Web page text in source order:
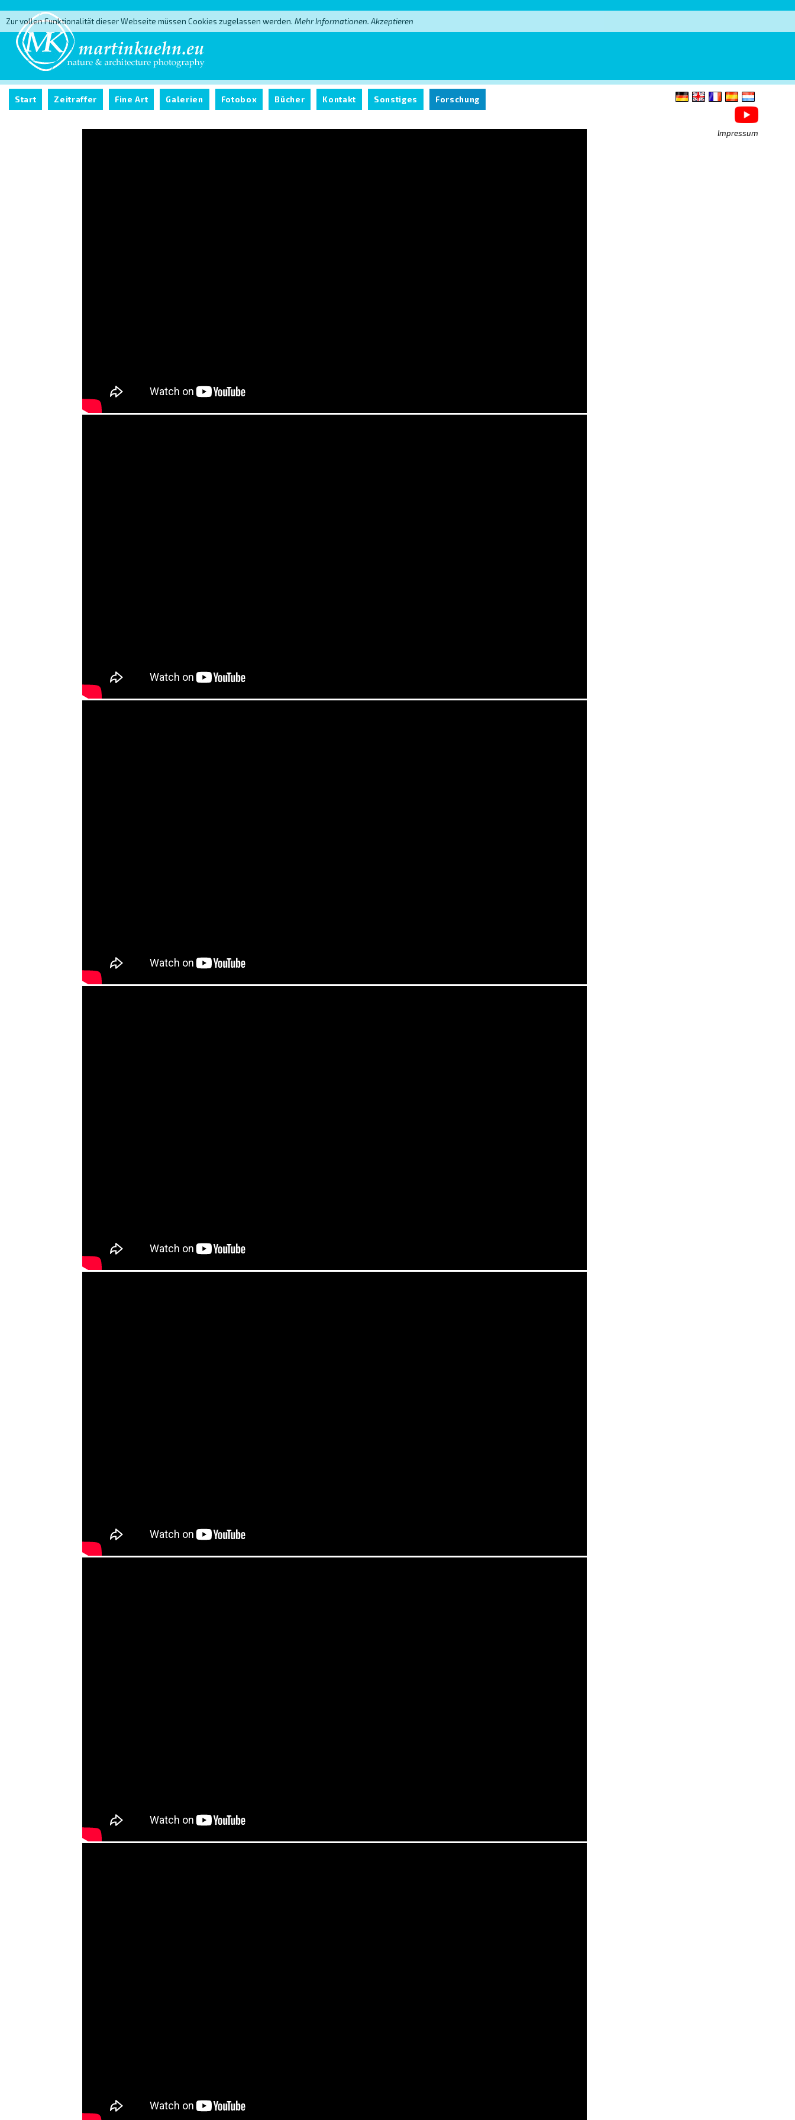
Zur vollen Funktionalität dieser Webseite müssen Cookies zugelassen werden. Mehr Informationen. Akzeptieren
Start Zeitraffer Fine Art Galerien Fotobox Bücher Kontakt Sonstiges Forschung
Impressum